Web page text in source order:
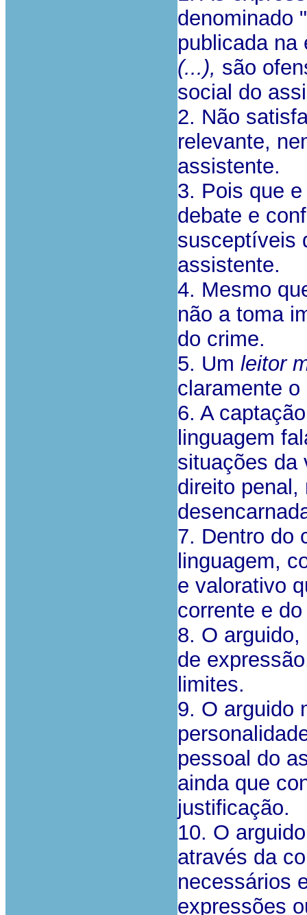
denominado
publicada
(...), são
social do
2. Não
relevante,
assistente.
3. Pois que
debate e
susceptíveis
assistente.
4. Mesmo
não a toma
do crime.
5. Um leitor
claramente
6. A
linguagem
situações da
direito
7. Dentro do
linguagem,
e valorativo
corrente e
8. O
de
limites.
9. O arguido
pessoal do
ainda que
justificação.
10. O
através da
necessários
expressões